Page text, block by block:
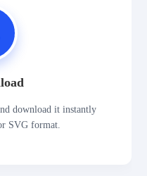
download it instantly
SVG format.